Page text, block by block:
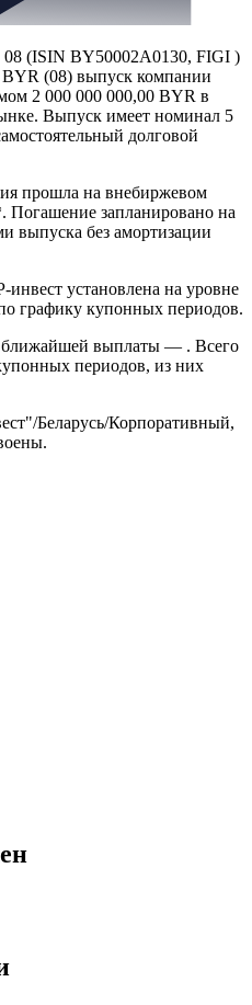
(ISIN BY50002A0130, FIGI )
(08) выпуск компании
2 000 000 000,00 BYR в
Выпуск имеет номинал 5
долговой
прошла на внебиржевом
запланировано на
выпуска без амортизации
установлена на уровне
графику купонных периодов.
ближайшей выплаты — . Всего
периодов, из них
Беларусь/Корпоративный,